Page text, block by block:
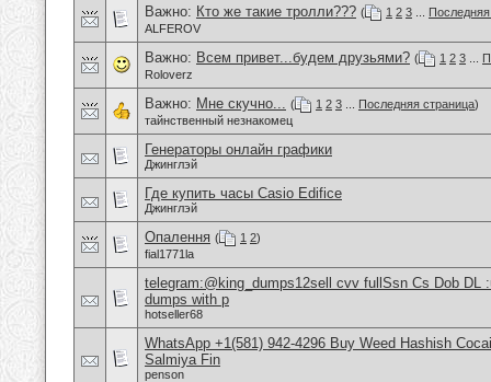
Важно: Кто же такие тролли??? ( 1 2 3
ALFEROV
Важно: Всем привет...будем друзьями? ( 1 2 3
Roloverz
Важно: Мне скучно... ( 1 2 3 Последняя страница)
тайнственный незнакомец
Генераторы онлайн графики
Джинглэй
Где купить часы Casio Edifice
Джинглэй
Опалення ( 1 2)
fial1771la
telegram:@king_dumps12sell cvv fullSsn Cs Dob DL
dumps with p
hotseller68
WhatsApp +1(581) 942-4296 Buy Weed Hashish
Salmiya Fin
penson